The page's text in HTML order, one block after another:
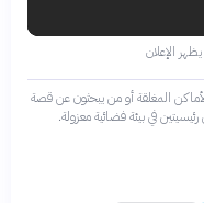
المغلقة أو من يبحثون عن قصة
في بيئة فضائية معزولة.